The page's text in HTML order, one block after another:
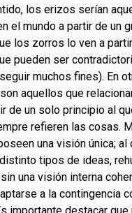
los erizos serían
el mundo a partir de un
los zorros lo ven a
pueden ser
muchos fines). En
aquellos que
de un solo principio al
refieren las cosas.
una visión única; al
tipos de ideas,
una visión interna
a la contingencia